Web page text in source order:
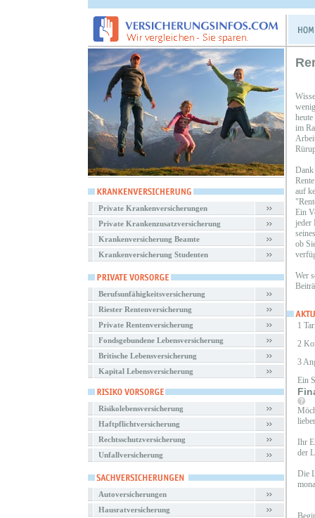
Private Krankenversicherungen
Private Krankenzusatzversicherung
Krankenversicherung Beamte
Krankenversicherung Studenten
Berufsunfähigkeitsversicherung
Riester Rentenversicherung
Private Rentenversicherung
Fondsgebundene Lebensversicherung
Britische Lebensversicherung
Kapital Lebensversicherung
Risikolebensversicherung
Haftpflichtversicherung
Rechtsschutzversicherung
Unfallversicherung
Autoversicherungen
Hausratversicherung
im
Dank
auf
Ein
jeder
ob
Wer
1
2
3
Ein
Ihr
der
Die